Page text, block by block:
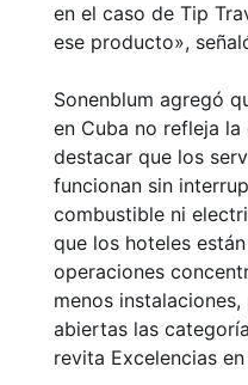
en el caso de Tip
ese producto»,
Sonenblum agregó
en Cuba no refleja
destacar que los
funcionan sin
combustible ni
que los hoteles
operaciones
menos
abiertas las
revita Excelencias en